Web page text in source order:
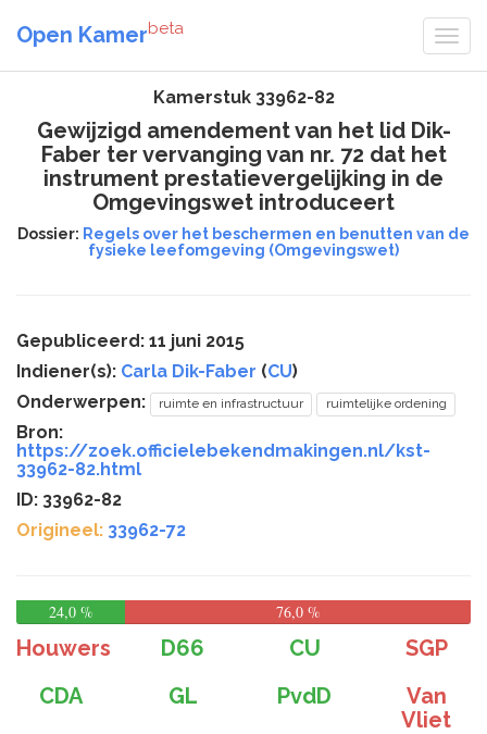
Open Kamerbeta
Kamerstuk 33962-82
Gewijzigd amendement van het lid Dik-
Faber ter vervanging van nr. 72 dat het
instrument prestatievergelijking in de
Omgevingswet introduceert
Dossier: Regels over het beschermen en benutten van de
fysieke leefomgeving (Omgevingswet)
Gepubliceerd: 11 juni 2015
Indiener(s): Carla Dik-Faber (CU)
Onderwerpen:
ruimte en infrastructuur ruimtelijke ordening
Bron:
https://zoek.officielebekendmakingen.nl/kst-
33962-82.html
ID: 33962-82
Origineel: 33962-72
24,0 % 76,0 %
Houwers D66 CU
SGP
CDA
GL PvdD
Van
Vliet